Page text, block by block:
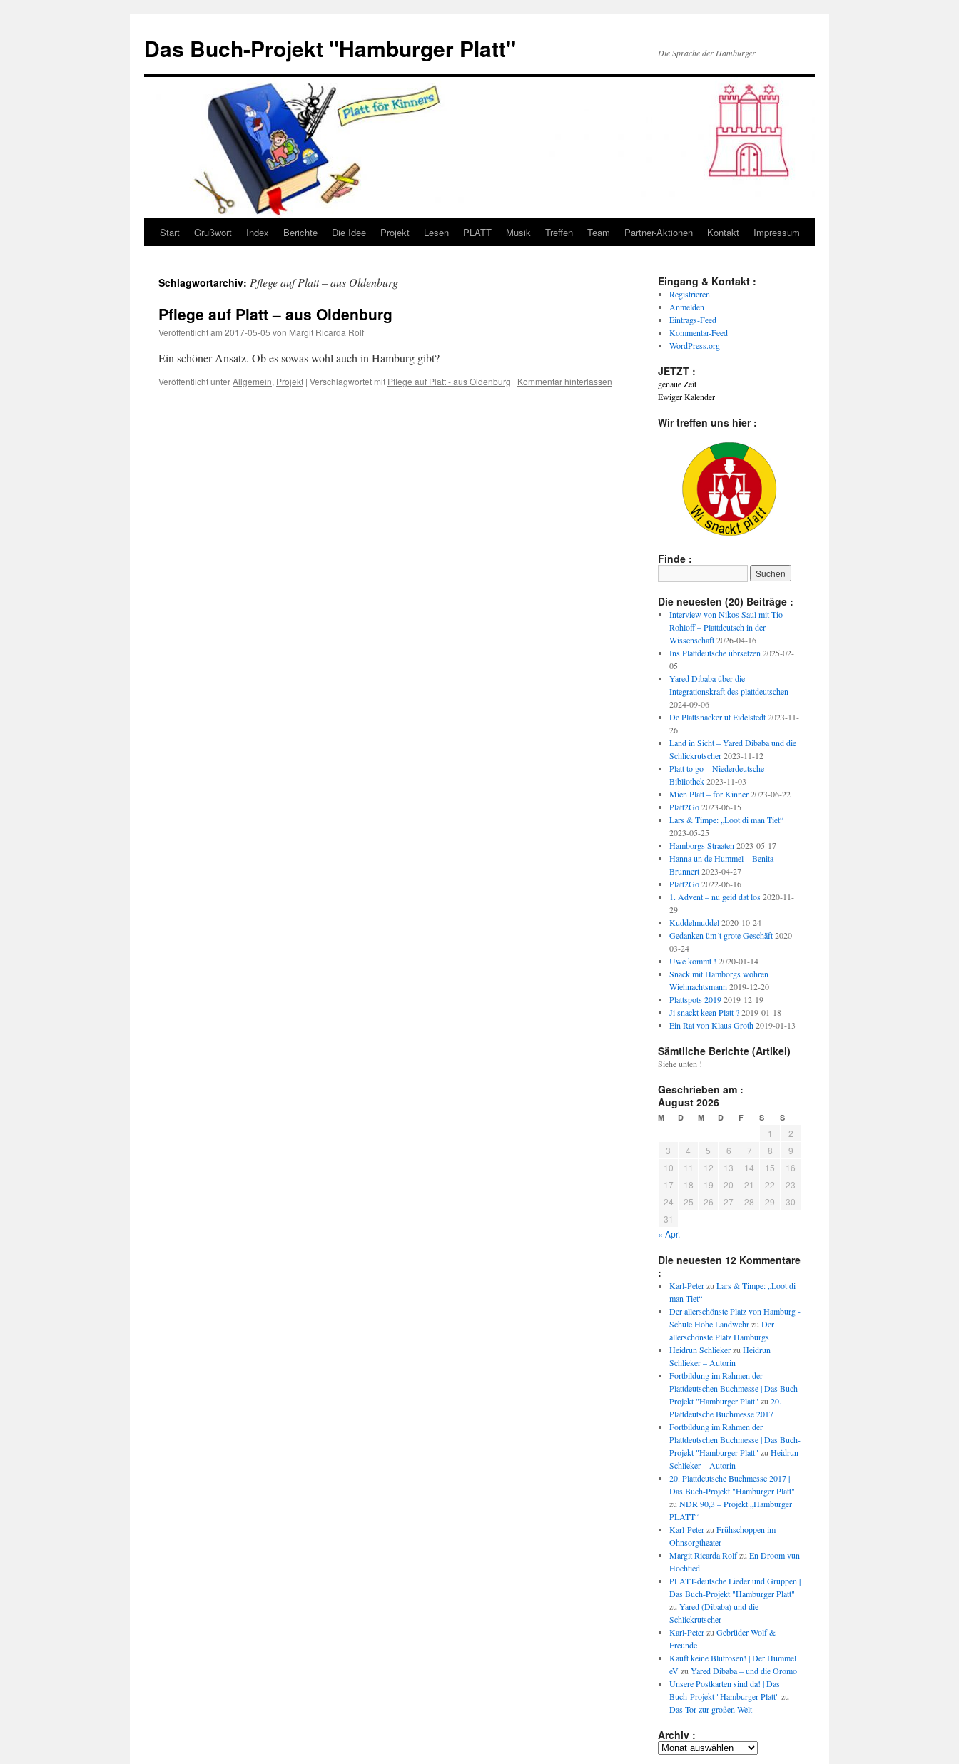
springen
Das Buch-Projekt "Hamburger Platt" Die Sprache der Hamburger
Start Grußwort Index Berichte Die Idee Projekt Lesen PLATT Musik Treffen Team Partner-Aktionen Kontakt Impressum
Schlagwortarchiv: Pflege auf Platt – aus Oldenburg
Pflege auf Platt – aus Oldenburg
Veröffentlicht am 2017-05-05 von Margit Ricarda Rolf
Ein schöner Ansatz. Ob es sowas wohl auch in Hamburg gibt?
Veröffentlicht unterAllgemein, Projekt | Verschlagwortet mit Pflege auf Platt - aus Oldenburg | Kommentar hinterlassen
Eingang & Kontakt :
Registrieren
Anmelden
Eintrags-Feed
Kommentar-Feed
WordPress.org
JETZT :
genaue Zeit
Ewiger Kalender
Wir treffen uns hier :
Finde :
Die neuesten (20) Beiträge :
Interview von Nikos Saul mit Tio
Rohloff – Plattdeutsch in der
Wissenschaft 2026-04-16
Ins Plattdeutsche übrsetzen 2025-02-
05
Yared Dibaba über die
Integrationskraft des plattdeutschen
2024-09-06
De Plattsnacker ut Eidelstedt 2023-11-
26
Land in Sicht – Yared Dibaba und die
Schlickrutscher 2023-11-12
Platt to go – Niederdeutsche
Bibliothek 2023-11-03
Mien Platt – för Kinner 2023-06-22
Platt2Go 2023-06-15
Lars & Timpe: „Loot di man Tiet“
2023-05-25
Hamborgs Straaten 2023-05-17
Hanna un de Hummel – Benita
Brunnert 2023-04-27
Platt2Go 2022-06-16
1. Advent – nu geid dat los 2020-11-
29
Kuddelmuddel 2020-10-24
Gedanken üm´t grote Geschäft 2020-
03-24
Uwe kommt ! 2020-01-14
Snack mit Hamborgs wohren
Wiehnachtsmann 2019-12-20
Plattspots 2019 2019-12-19
Ji snackt keen Platt ? 2019-01-18
Ein Rat von Klaus Groth 2019-01-13
Sämtliche Berichte (Artikel)
Siehe unten !
Geschrieben am :
August 2026
M D M D F S S
1
2
3
4 5 6 7 8
9
10
11 12 13 14 15
16
17
18 19 20 21 22
23
24
25 26 27 28 29
30
31
« Apr.
Die neuesten 12 Kommentare
:
Karl-PeterzuLars & Timpe: „Loot di
man Tiet“
Der allerschönste Platz von Hamburg -
Schule Hohe LandwehrzuDer
allerschönste Platz Hamburgs
Heidrun SchliekerzuHeidrun
Schlieker – Autorin
Fortbildung im Rahmen der
Plattdeutschen Buchmesse | Das Buch-
Projekt "Hamburger Platt" zu20.
Plattdeutsche Buchmesse 2017
Fortbildung im Rahmen der
Plattdeutschen Buchmesse | Das Buch-
Projekt "Hamburger Platt" zuHeidrun
Schlieker – Autorin
20. Plattdeutsche Buchmesse 2017 |
Das Buch-Projekt "Hamburger Platt"
zuNDR 90,3 – Projekt „Hamburger
PLATT“
Karl-PeterzuFrühschoppen im
Ohnsorgtheater
Margit Ricarda RolfzuEn Droom vun
Hochtied
PLATT-deutsche Lieder und Gruppen |
Das Buch-Projekt "Hamburger Platt"
zuYared (Dibaba) und die
Schlickrutscher
Karl-PeterzuGebrüder Wolf &
Freunde
Kauft keine Blutrosen! | Der Hummel
eVzuYared Dibaba – und die Oromo
Unsere Postkarten sind da! | Das
Buch-Projekt "Hamburger Platt" zu
Das Tor zur großen Welt
Archiv :
Archiv